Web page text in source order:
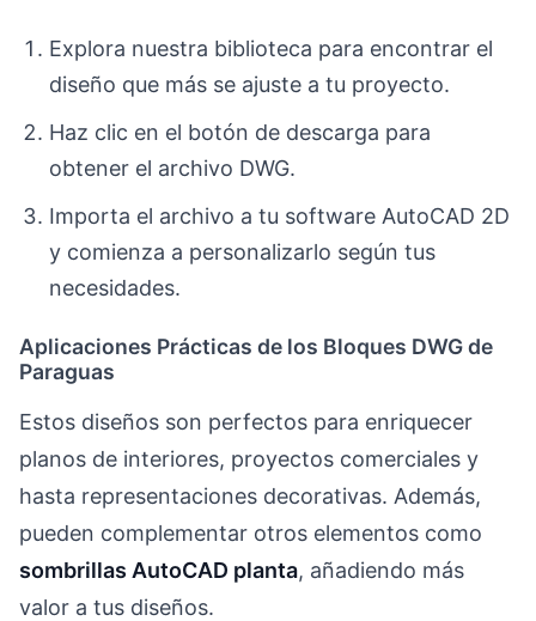
Explora nuestra biblioteca para encontrar el
diseño que más se ajuste a tu proyecto.
Haz clic en el botón de descarga para
obtener el archivo DWG.
Importa el archivo a tu software AutoCAD 2D
y comienza a personalizarlo según tus
necesidades.
Aplicaciones Prácticas de los Bloques DWG de
Paraguas
Estos diseños son perfectos para enriquecer
planos de interiores, proyectos comerciales y
hasta representaciones decorativas. Además,
pueden complementar otros elementos como
sombrillas AutoCAD planta, añadiendo más
valor a tus diseños.